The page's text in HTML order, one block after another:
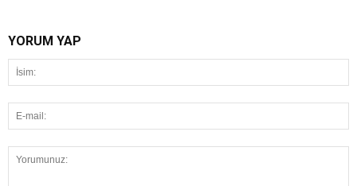
YORUM YAP